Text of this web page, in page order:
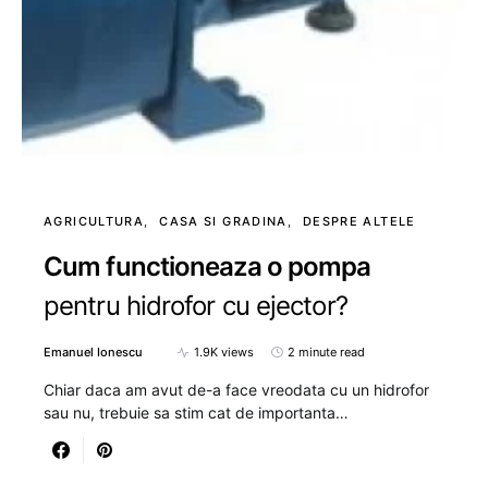
AGRICULTURA CASA SI GRADINA DESPRE ALTELE
Cum functioneaza o pompa
pentru hidrofor cu ejector?
Emanuel Ionescu 1.9K views 2 minute read
Chiar daca am avut de-a face vreodata cu un hidrofor
sau nu, trebuie sa stim cat de importanta…